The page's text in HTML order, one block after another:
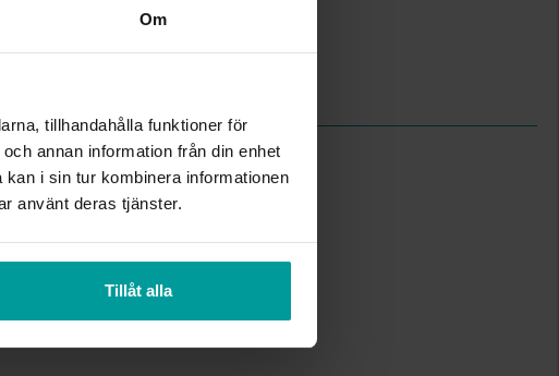
Om
tillhandahålla funktioner för
annan information från din enhet
i sin tur kombinera informationen
använt deras tjänster.
Tillåt alla